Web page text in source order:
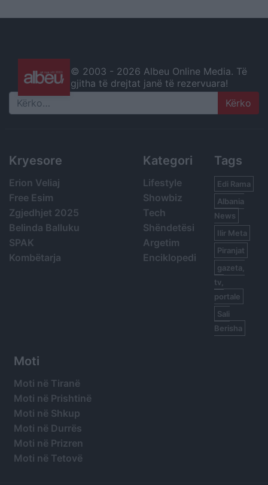
© 2003 - 2026 Albeu Online Media. Të
gjitha të drejtat janë të rezervuara!
Search
Kryesore
Erion Veliaj
Free Esim
Zgjedhjet 2025
Belinda Balluku
SPAK
Kombëtarja
Kategori
Lifestyle
Showbiz
Tech
Shëndetësi
Argetim
Enciklopedi
Tags
Edi Rama
Albania
News
Ilir Meta
Piranjat
gazeta,
tv,
portale
Sali
Berisha
Moti
Moti në Tiranë
Moti në Prishtinë
Moti në Shkup
Moti në Durrës
Moti në Prizren
Moti në Tetovë